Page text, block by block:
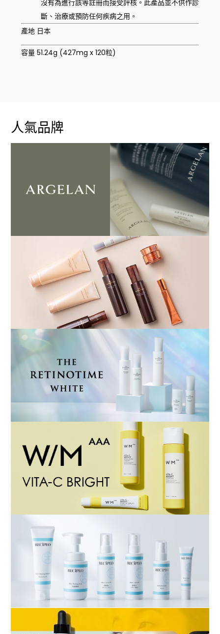
沒有為進行該等註冊而接受評核。此產品並不供作診
斷、治療或預防任何疾病之用。
產地 日本
容量 51.24g (427mg x 120粒)
人氣品牌